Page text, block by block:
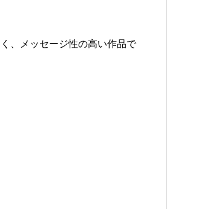
、メッセージ性の高い作品で